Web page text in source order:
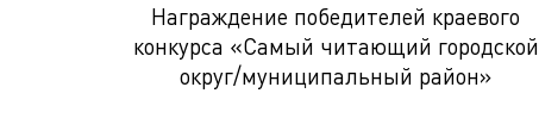
Награждение победителей краевого
конкурса «Самый читающий городской
округ/муниципальный район»